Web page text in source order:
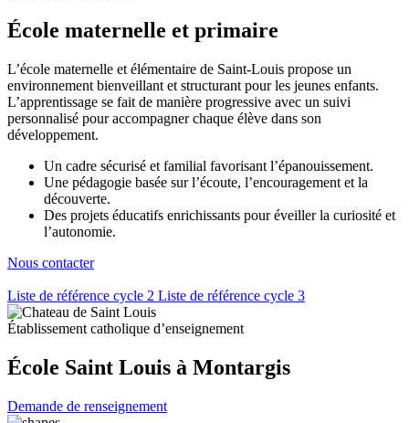
École maternelle et primaire
L’école maternelle et élémentaire de Saint-Louis propose un
environnement bienveillant et structurant pour les jeunes enfants.
L’apprentissage se fait de manière progressive avec un suivi
personnalisé pour accompagner chaque élève dans son
développement.
Un cadre sécurisé et familial favorisant l’épanouissement.
Une pédagogie basée sur l’écoute, l’encouragement et la
découverte.
Des projets éducatifs enrichissants pour éveiller la curiosité et
l’autonomie.
Nous contacter
Liste de référence cycle 2 Liste de référence cycle 3
Établissement catholique d’enseignement
École Saint Louis à Montargis
Demande de renseignement